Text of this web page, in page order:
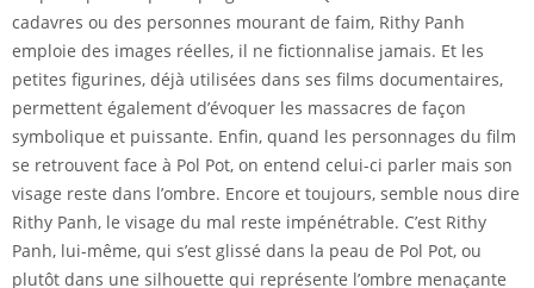
cadavres ou des personnes mourant de faim, Rithy Panh
emploie des images réelles, il ne fictionnalise jamais. Et les
petites figurines, déjà utilisées dans ses films documentaires,
permettent également d’évoquer les massacres de façon
symbolique et puissante. Enfin, quand les personnages du film
se retrouvent face à Pol Pot, on entend celui-ci parler mais son
visage reste dans l’ombre. Encore et toujours, semble nous dire
Rithy Panh, le visage du mal reste impénétrable. C’est Rithy
Panh, lui-même, qui s’est glissé dans la peau de Pol Pot, ou
plutôt dans une silhouette qui représente l’ombre menaçante